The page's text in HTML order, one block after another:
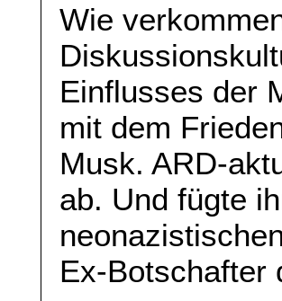
Wie
Einflusses der
mit dem
Musk. ARD-
ab. Und fügte
Ex-Botschafter